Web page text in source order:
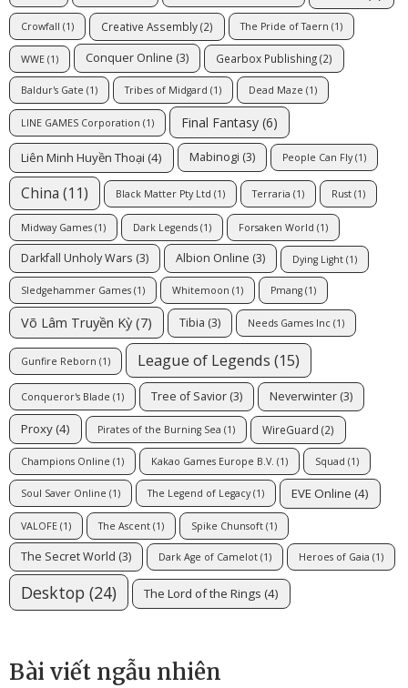
Crowfall (1) Creative Assembly(2) The Pride of Taern (1)
WWE (1) Conquer Online (3) Gearbox Publishing(2)
Baldur's Gate (1) Tribes of Midgard (1) Dead Maze (1)
LINE GAMES Corporation (1) Final Fantasy (6)
Liên Minh Huyền Thoại (4) Mabinogi (3) People Can Fly(1)
China (11) Black Matter Pty Ltd (1) Terraria (1) Rust (1)
Midway Games (1) Dark Legends (1) Forsaken World (1)
Darkfall Unholy Wars (3) Albion Online (3) Dying Light (1)
Sledgehammer Games (1) Whitemoon (1) Pmang (1)
Võ Lâm Truyền Kỳ (7) Tibia (3) Needs Games Inc (1)
Gunfire Reborn (1) League of Legends (15)
Conqueror's Blade (1) Tree of Savior (3) Neverwinter (3)
Proxy (4) Pirates of the Burning Sea (1) WireGuard (2)
Champions Online (1) Kakao Games Europe B.V. (1) Squad (1)
Soul Saver Online (1) The Legend of Legacy(1) EVE Online (4)
VALOFE (1) The Ascent (1) Spike Chunsoft (1)
The Secret World (3) Dark Age of Camelot (1) Heroes of Gaia (1)
Desktop (24) The Lord of the Rings (4)
Bài viết ngẫu nhiên